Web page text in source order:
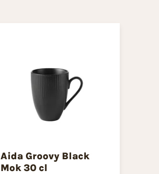
Aida Groovy Black
Mok 30 cl